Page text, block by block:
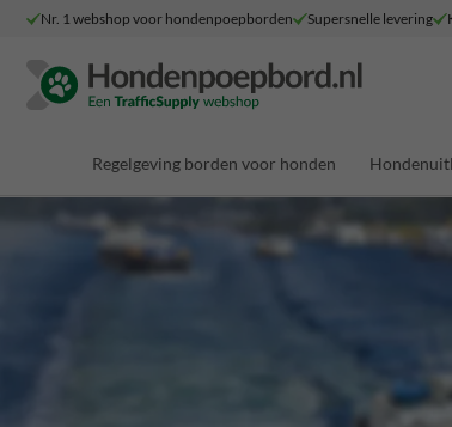
Nr. 1 webshop voor hondenpoepborden Supersnelle levering
Regelgeving borden voor honden